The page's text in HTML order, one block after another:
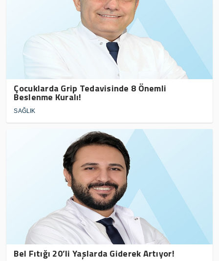
Çocuklarda Grip Tedavisinde 8 Önemli
Beslenme Kuralı!
SAĞLIK
Bel Fıtığı 20’li Yaşlarda Giderek Artıyor!